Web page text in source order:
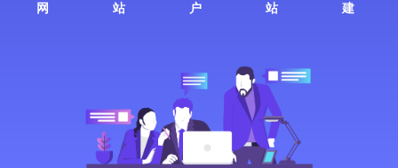
网
站
户
站
建